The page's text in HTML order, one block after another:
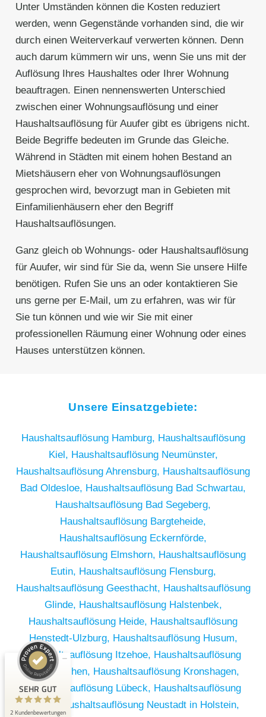
Unter Umständen können die Kosten reduziert
werden, wenn Gegenstände vorhanden sind, die wir
durch einen Weiterverkauf verwerten können. Denn
auch darum kümmern wir uns, wenn Sie uns mit der
Auflösung Ihres Haushaltes oder Ihrer Wohnung
beauftragen. Einen nennenswerten Unterschied
zwischen einer Wohnungsauflösung und einer
Haushaltsauflösung für Auufer gibt es übrigens nicht.
Beide Begriffe bedeuten im Grunde das Gleiche.
Während in Städten mit einem hohen Bestand an
Mietshäusern eher von Wohnungsauflösungen
gesprochen wird, bevorzugt man in Gebieten mit
Einfamilienhäusern eher den Begriff
Haushaltsauflösungen.
Ganz gleich ob Wohnungs- oder Haushaltsauflösung
für Auufer, wir sind für Sie da, wenn Sie unsere Hilfe
benötigen. Rufen Sie uns an oder kontaktieren Sie
uns gerne per E-Mail, um zu erfahren, was wir für
Sie tun können und wie wir Sie mit einer
professionellen Räumung einer Wohnung oder eines
Hauses unterstützen können.
Unsere Einsatzgebiete:
Haushaltsauflösung Hamburg, Haushaltsauflösung
Kiel, Haushaltsauflösung Neumünster,
Haushaltsauflösung Ahrensburg, Haushaltsauflösung
Bad Oldesloe, Haushaltsauflösung Bad Schwartau,
Haushaltsauflösung Bad Segeberg,
Haushaltsauflösung Bargteheide,
Haushaltsauflösung Eckernförde,
Haushaltsauflösung Elmshorn, Haushaltsauflösung
Eutin, Haushaltsauflösung Flensburg,
Haushaltsauflösung Geesthacht, Haushaltsauflösung
Glinde, Haushaltsauflösung Halstenbek,
Haushaltsauflösung Heide, Haushaltsauflösung
Henstedt-Ulzburg, Haushaltsauflösung Husum,
Haushaltsauflösung Itzehoe, Haushaltsauflösung
Kaltenkirchen, Haushaltsauflösung Kronshagen,
Haushaltsauflösung Lübeck, Haushaltsauflösung
Mölln,Haushaltsauflösung Neustadt in Holstein,
SEHR GUT
2 Kundenbewertungen
Kundenbewertungen und Erfahrungen zu
RümpelButler
SEHR GUT
5,00 / 5,00
2
Bewertungen von 1
anderen Quelle